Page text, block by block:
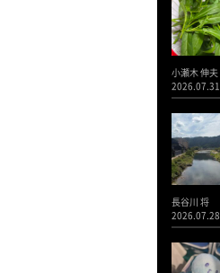
小瀬木 伸夫
2026.07.31
長谷川 将
2026.07.28